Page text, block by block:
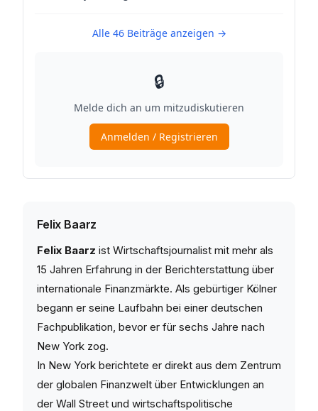
Felix Baarz
Felix Baarz ist Wirtschaftsjournalist mit mehr als
15 Jahren Erfahrung in der Berichterstattung über
internationale Finanzmärkte. Als gebürtiger Kölner
begann er seine Laufbahn bei einer deutschen
Fachpublikation, bevor er für sechs Jahre nach
New York zog.
In New York berichtete er direkt aus dem Zentrum
der globalen Finanzwelt über Entwicklungen an
der Wall Street und wirtschaftspolitische